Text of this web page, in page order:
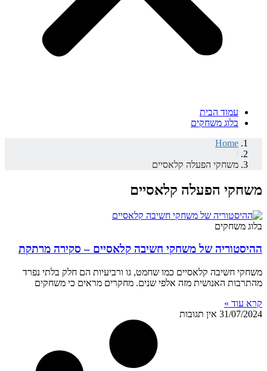
עמוד הבית
בלוג משחקים
Home
/
משחקי הפעלה קלאסיים
משחקי הפעלה קלאסיים
בלוג משחקים
ההיסטוריה של משחקי חשיבה קלאסיים – סקירה מרתקת
משחקי חשיבה קלאסיים כמו שחמט, גו ורביעיות הם חלק בלתי נפרד
מהתרבות האנושית מזה אלפי שנים. מחקרים מראים כי משחקים
קרא עוד »
31/07/2024 אין תגובות